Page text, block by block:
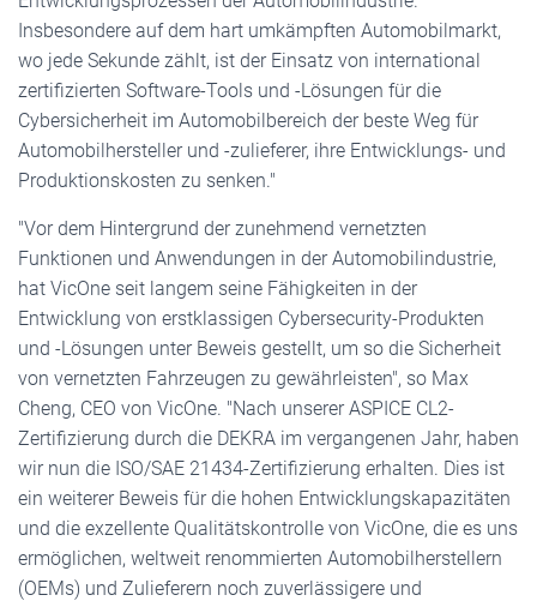
Insbesondere auf dem hart umkämpften Automobilmarkt,
wo jede Sekunde zählt, ist der Einsatz von international
zertifizierten Software-Tools und -Lösungen für die
Cybersicherheit im Automobilbereich der beste Weg für
Automobilhersteller und -zulieferer, ihre Entwicklungs- und
Produktionskosten zu senken."
"Vor dem Hintergrund der zunehmend vernetzten
Funktionen und Anwendungen in der Automobilindustrie,
hat VicOne seit langem seine Fähigkeiten in der
Entwicklung von erstklassigen Cybersecurity-Produkten
und -Lösungen unter Beweis gestellt, um so die Sicherheit
von vernetzten Fahrzeugen zu gewährleisten", so Max
Cheng, CEO von VicOne. "Nach unserer ASPICE CL2-
Zertifizierung durch die DEKRA im vergangenen Jahr, haben
wir nun die ISO/SAE 21434-Zertifizierung erhalten. Dies ist
ein weiterer Beweis für die hohen Entwicklungskapazitäten
und die exzellente Qualitätskontrolle von VicOne, die es uns
ermöglichen, weltweit renommierten Automobilherstellern
(OEMs) und Zulieferern noch zuverlässigere und